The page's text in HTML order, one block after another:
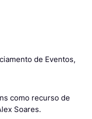
de Eventos,
como recurso de
Soares.